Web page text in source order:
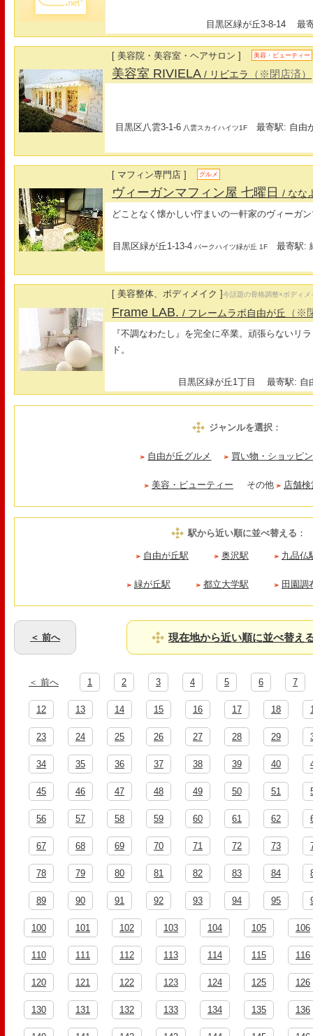
目黒区緑が丘3-8-14 最
[ 美容院・美容室・ヘアサロン ] 美容・ビューティー
美容室 RIVIELA/ リビエラ （※閉店済）
目黒区八雲3-1-6 八雲スカイハイツ1F 最寄駅: 自由
[ マフィン専門店 ] グルメ
ヴィーガンマフィン屋 七曜日/ なな
どことなく懐かしい佇まいの一軒家のヴィーガ
目黒区緑が丘1-13-4 パークハイツ緑が丘 1F 最寄駅:
[ 美容整体、ボディメイク ]今話題の骨格調整×ボディメ
Frame LAB./ フレームラボ自由が丘 （※
『不調なわたし』を完全に卒業。頑張らないリ
ド。
目黒区緑が丘1丁目 最寄駅: 自
ジャンルを選択：
自由が丘グルメ 買い物・ショッピ
美容・ビューティー その他 店舗
駅から近い順に並べ替える ：
自由が丘駅 奥沢駅 九品仏
緑が丘駅 都立大学駅 田園調
＜ 前へ 現在地から近い順に並べ替え
＜ 前へ 1 2 3 4 5 6 7
12 13 14 15 16 17 18
23 24 25 26 27 28 29
34 35 36 37 38 39 40
45 46 47 48 49 50 51
56 57 58 59 60 61 62
67 68 69 70 71 72 73
78 79 80 81 82 83 84
89 90 91 92 93 94 95
100 101 102 103 104 105 106
110 111 112 113 114 115 116
120 121 122 123 124 125 126
130 131 132 133 134 135 136